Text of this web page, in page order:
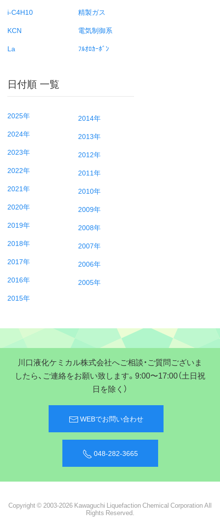
i-C4H10
KCN
La
精製ガス
電気制御系
ﾌﾙｵﾛｶｰﾎﾞﾝ
日付順 一覧
2025年
2024年
2023年
2022年
2021年
2020年
2019年
2018年
2017年
2016年
2015年
2014年
2013年
2012年
2011年
2010年
2009年
2008年
2007年
2006年
2005年
川口液化ケミカル株式会社へご相談・ご質問ございま
したら、ご連絡をお願い致します。9:00〜17:00（土日祝
日を除く）
WEBでお問い合わせ
048-282-3665
Copyright © 2003-2026 Kawaguchi Liquefaction Chemical Corporation All
Rights Reserved.